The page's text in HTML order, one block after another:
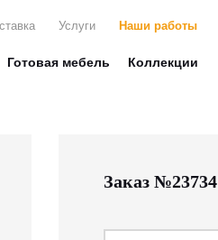
Услуги Наши работы
Готовая мебель Коллекции
Заказ №23734